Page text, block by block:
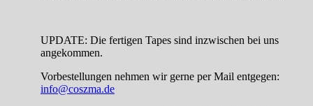
UPDATE: Die fertigen Tapes sind inzwischen bei uns
angekommen.
Vorbestellungen nehmen wir gerne per Mail entgegen:
info@coszma.de